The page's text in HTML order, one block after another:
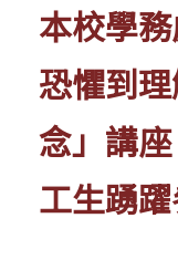
本校學
恐懼到
念」講
工生踴